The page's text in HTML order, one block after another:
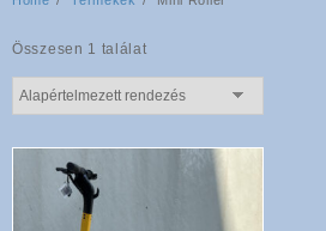
Összesen 1 találat